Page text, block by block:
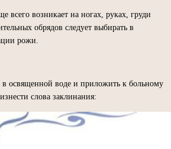
всего возникает на ногах, руках, груди
обрядов следует выбирать в
рожи.
в освященной воде и приложить к больному
слова заклинания: